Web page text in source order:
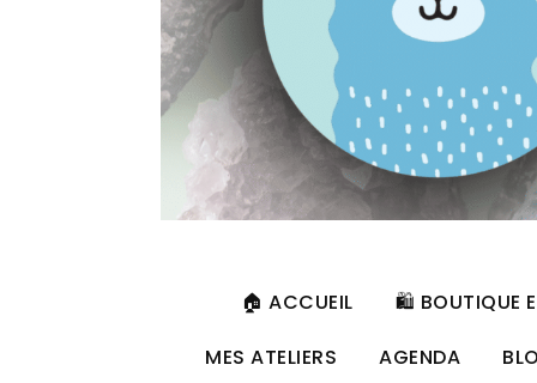
🏠 ACCUEIL 🛍️ BOUTIQUE
MES ATELIERS
AGENDA